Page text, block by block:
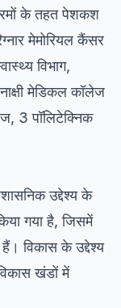
के तहत पेशकश
मेमोरियल कैंसर
विभाग,
मेडिकल कॉलेज
3 पॉलिटेक्निक
उद्देश्य के
गया है, जिसमें
विकास के उद्देश्य
खंडों में